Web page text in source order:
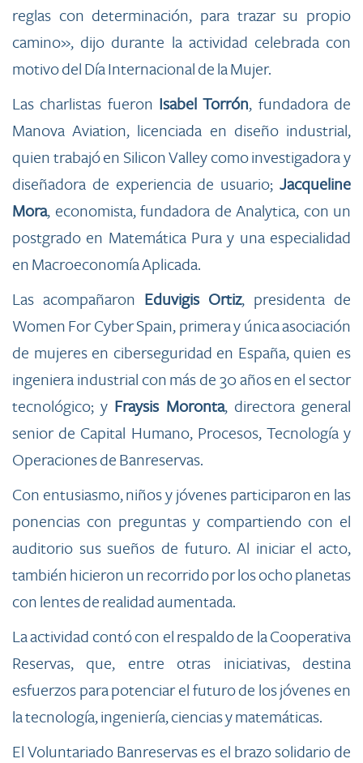
reglas con determinación, para trazar su propio
camino», dijo durante la actividad celebrada con
motivo del Día Internacional de la Mujer.
Las charlistas fueron Isabel Torrón, fundadora de
Manova Aviation, licenciada en diseño industrial,
quien trabajó en Silicon Valley como investigadora y
diseñadora de experiencia de usuario; Jacqueline
Mora, economista, fundadora de Analytica, con un
postgrado en Matemática Pura y una especialidad
en Macroeconomía Aplicada.
Las acompañaron Eduvigis Ortiz, presidenta de
Women For Cyber Spain, primera y única asociación
de mujeres en ciberseguridad en España, quien es
ingeniera industrial con más de 30 años en el sector
tecnológico; y Fraysis Moronta, directora general
senior de Capital Humano, Procesos, Tecnología y
Operaciones de Banreservas.
Con entusiasmo, niños y jóvenes participaron en las
ponencias con preguntas y compartiendo con el
auditorio sus sueños de futuro. Al iniciar el acto,
también hicieron un recorrido por los ocho planetas
con lentes de realidad aumentada.
La actividad contó con el respaldo de la Cooperativa
Reservas, que, entre otras iniciativas, destina
esfuerzos para potenciar el futuro de los jóvenes en
la tecnología, ingeniería, ciencias y matemáticas.
El Voluntariado Banreservas es el brazo solidario de